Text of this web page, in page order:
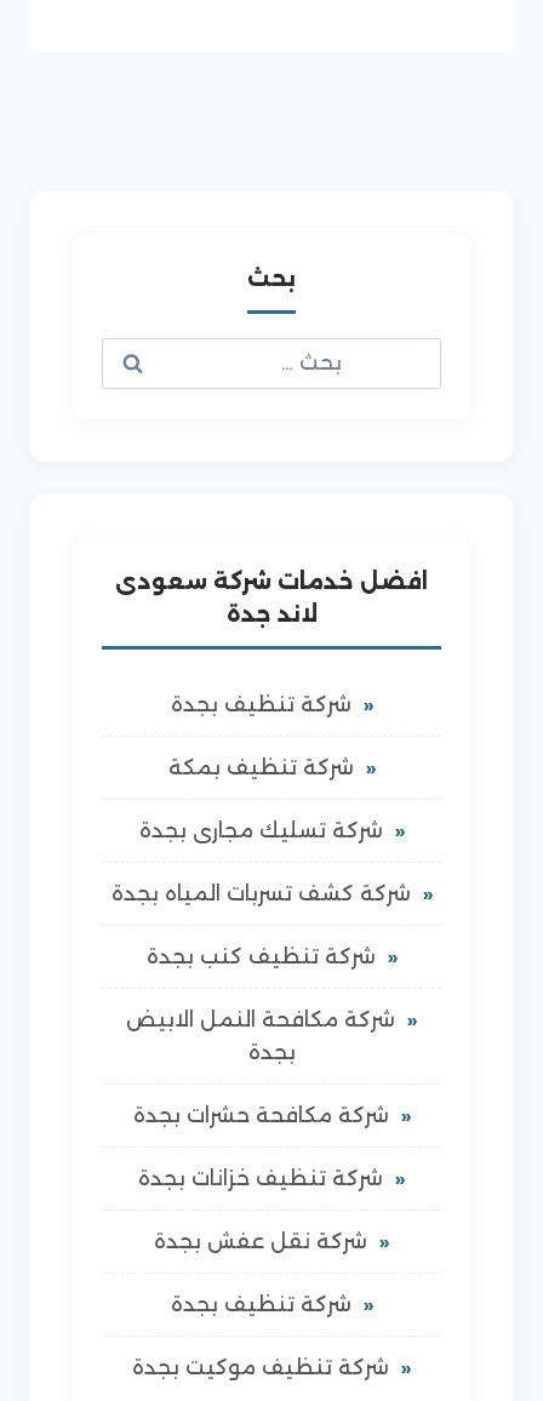
بحث
عن:
افضل خدمات شركة سعودى
لاند جدة
شركة تنظيف بجدة
شركة تنظيف بمكة
شركة تسليك مجارى بجدة
شركة كشف تسربات المياه بجدة
شركة تنظيف كنب بجدة
شركة مكافحة النمل الابيض
بجدة
شركة مكافحة حشرات بجدة
شركة تنظيف خزانات بجدة
شركة نقل عفش بجدة
شركة تنظيف بجدة
شركة تنظيف موكيت بجدة